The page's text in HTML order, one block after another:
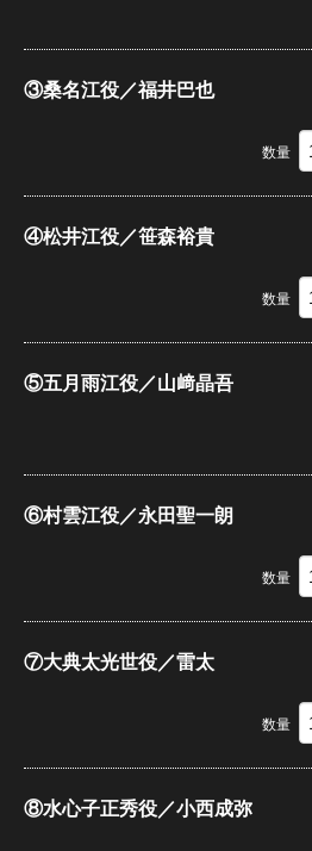
③桑名江役／福井巴也
数量
④松井江役／笹森裕貴
数量
⑤五月雨江役／山﨑晶吾
⑥村雲江役／永田聖一朗
数量
⑦大典太光世役／雷太
数量
⑧水心子正秀役／小西成弥